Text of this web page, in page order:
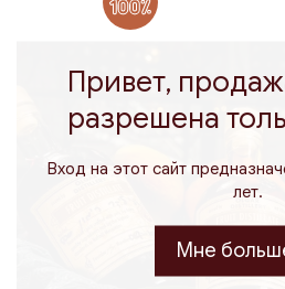
Алкогольные наборы —
а целое впечатление
В мире, где подарки стали
клишированными, возникает
решении — оригинальном,
Привет,
разрешена
Вход на этот сайт
лет.
Мне